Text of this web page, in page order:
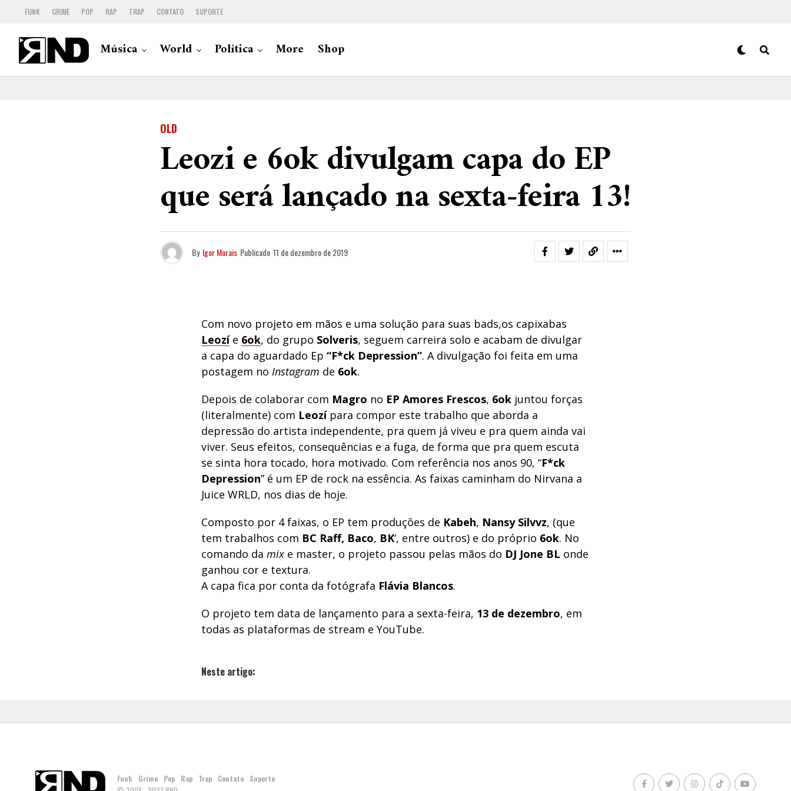
FUNK GRIME POP RAP TRAP CONTATO SUPORTE
Música World Política More Shop
OLD
Leozi e 6ok divulgam capa do EP
que será lançado na sexta-feira 13!
By Igor Morais Publicado 11 de dezembro de 2019
Com novo projeto em mãos e uma solução para suas bads,os capixabas
Leozí e 6ok, do grupo Solveris, seguem carreira solo e acabam de divulgar
a capa do aguardado Ep “F*ck Depression”. A divulgação foi feita em uma
postagem no Instagram de 6ok.
Depois de colaborar com Magro no EP Amores Frescos, 6ok juntou forças
(literalmente) com Leozípara compor este trabalho que aborda a
depressão do artista independente, pra quem já viveu e pra quem ainda vai
viver. Seus efeitos, consequências e a fuga, de forma que pra quem escuta
se sinta hora tocado, hora motivado. Com referência nos anos 90, “F*ck
Depression” é um EP de rock na essência. As faixas caminham do Nirvana a
Juice WRLD, nos dias de hoje.
Composto por 4 faixas, o EP tem produções de Kabeh, Nansy Silvvz, (que
tem trabalhos com BC Raff, Baco, BK‘, entre outros) e do próprio 6ok. No
comando da mix e master, o projeto passou pelas mãos do DJ Jone BL onde
ganhou cor e textura.
A capa fica por conta da fotógrafa Flávia Blancos.
O projeto tem data de lançamento para a sexta-feira, 13 de dezembro, em
todas as plataformas de stream e YouTube.
Neste artigo:
Funk Grime Pop Rap Trap Contato
Suporte